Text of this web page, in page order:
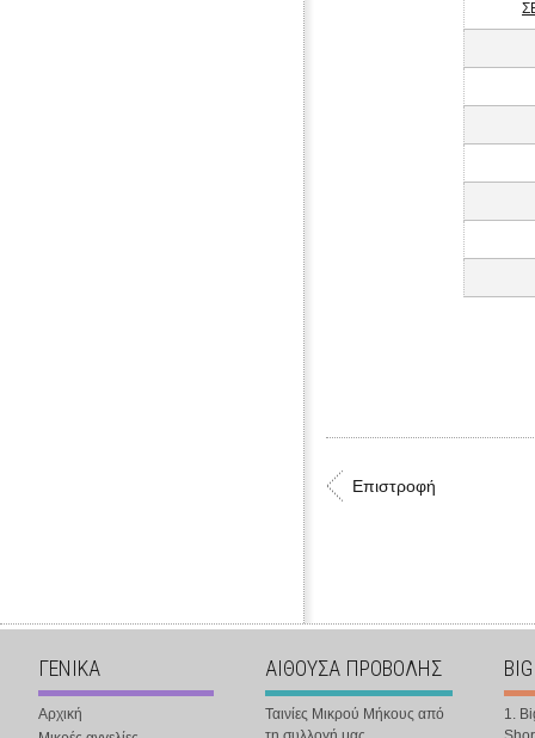
Επιστροφή
ΓΕΝΙΚΑ
Αρχική
ΑΙΘΟΥΣΑ ΠΡΟΒΟΛΗΣ
Ταινίες Μικρού Μήκους από
1.